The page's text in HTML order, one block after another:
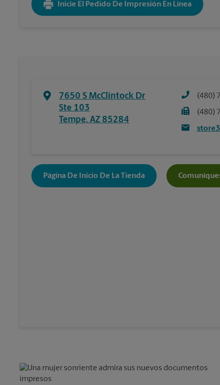
Inicie El Pedido De Impresión En Línea
7650 S McClintock Dr
Ste 103
Tempe, AZ 85284
(480)
(480)
Página De Inicio De La Tienda